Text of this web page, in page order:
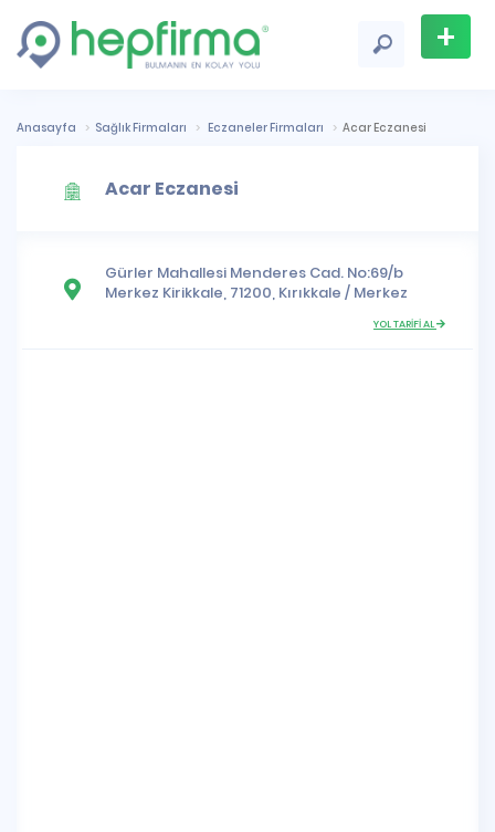
+
Anasayfa Sağlık Firmaları Eczaneler Firmaları Acar Eczanesi
Acar Eczanesi
Gürler Mahallesi Menderes Cad. No:69/b
Merkez Kirikkale, 71200, Kırıkkale / Merkez
YOL TARİFİ AL